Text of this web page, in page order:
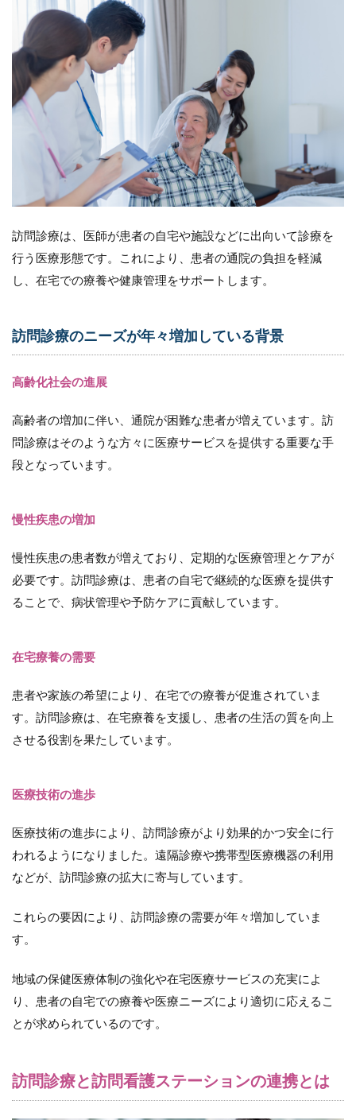
のニ
ーズ
が
年々
いる
背景
1.1.1
社会の
進展
慢性疾
1.1.3
養の需
1.1.4
医療技
術の進
歩
訪
問
療
と
訪
問
ス
テ
シ
ン
の
は
2.1
（１）
情報共
有と連
絡
2.2
完
2.3
（３）
2.4
訪問診療は、医師が患者の自宅や施設などに出向いて診療を
行う医療形態です。これにより、患者の通院の負担を軽減
し、在宅での療養や健康管理をサポートします。
訪問診療のニーズが年々増加している背景
高齢化社会の進展
高齢者の増加に伴い、通院が困難な患者が増えています。訪
問診療はそのような方々に医療サービスを提供する重要な手
段となっています。
慢性疾患の増加
慢性疾患の患者数が増えており、定期的な医療管理とケアが
必要です。訪問診療は、患者の自宅で継続的な医療を提供す
ることで、病状管理や予防ケアに貢献しています。
在宅療養の需要
患者や家族の希望により、在宅での療養が促進されていま
す。訪問診療は、在宅療養を支援し、患者の生活の質を向上
させる役割を果たしています。
医療技術の進歩
医療技術の進歩により、訪問診療がより効果的かつ安全に行
われるようになりました。遠隔診療や携帯型医療機器の利用
などが、訪問診療の拡大に寄与しています。
これらの要因により、訪問診療の需要が年々増加していま
す。
地域の保健医療体制の強化や在宅医療サービスの充実によ
り、患者の自宅での療養や医療ニーズにより適切に応えるこ
とが求められているのです。
訪問診療と訪問看護ステーションの連携とは